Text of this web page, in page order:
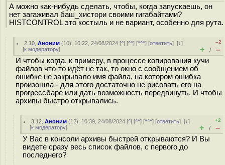
А можно как-нибудь сделать, чтобы, когда запускаешь, он
нет загаживал баш_хистори своими гигабайтами?
HISTCONTROL это костыль и не вариант, особенно для рута.
2.10 ,Аноним (10), 10:22, 24/08/2024 [^] [^^] [^^^] [ответить][↓]
[к модератору]
–2
+ / –
И чтобы когда, к примеру, в процессе копирования кучи
файлов что-то идёт не так, то окно с сообщением об
ошибке не закрывало имя файла, на котором ошибка
произошла - для этого достаточно не рисовать его на
прогрессбаре или дать возможность передвинуть. И чтобы
архивы быстро открывались.
3.12 ,Аноним (12), 10:39, 24/08/2024 [^] [^^] [^^^] [ответить][↓]
[к модератору]
+2
+ / –
У Вас в консоли архивы быстрей открываются? И Вы
видете сразу весь список файлов, с первого до
последнего?